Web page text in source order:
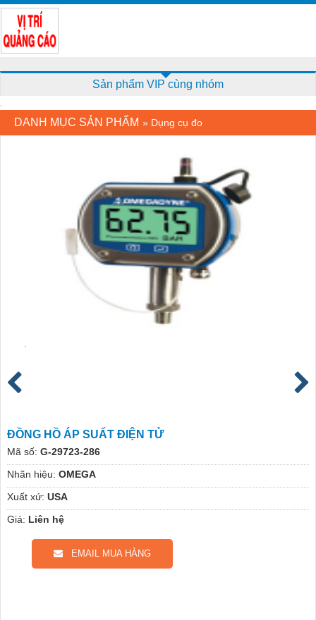
Sản phẩm VIP cùng nhóm
DANH MỤC SẢN PHẨM » Dụng cụ đo
ĐỒNG HỒ ÁP SUẤT ĐIỆN TỬ
Mã số: G-29723-286
Nhãn hiệu: OMEGA
Xuất xứ: USA
Giá: Liên hệ
EMAIL MUA HÀNG